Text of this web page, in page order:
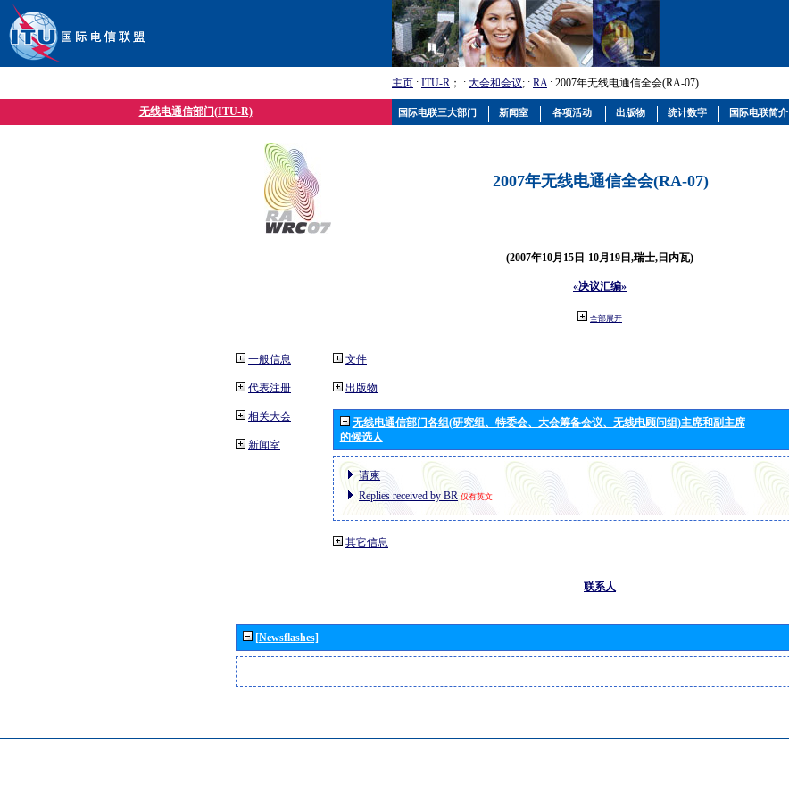
主页 : ITU-R ； : 大会和会议; : RA: 2007年无线电通信全会(RA-07)
无线电通信部门(ITU-R)
2007年无线电通信全会(RA-07)
(2007年10月15日-10月19日,瑞士,日内瓦)
«决议汇编»
全部展开
一般信息
代表注册
相关大会
新闻室
文件
出版物
无线电通信部门各组(研究组、特委会、大会筹备会议、无线电顾问组)主席和副主席
的候选人
请柬
Replies received by BR 仅有英文
其它信息
联系人
[Newsflashes]
国际电联三大部门 新闻室 各项活动 出版物 统计数字 国际电联简介